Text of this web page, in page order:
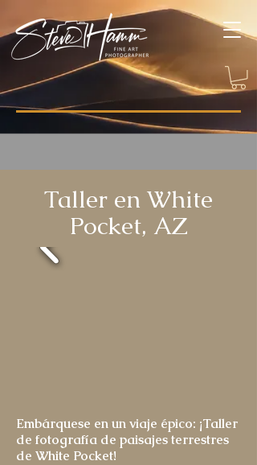
Taller en White
Pocket, AZ
Embárquese en un viaje épico: ¡Taller
de fotografía de paisajes terrestres
de White Pocket!